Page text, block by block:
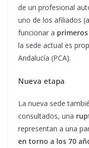
de un profesional
uno de los afiliados
funcionar a
la sede actual es
Andalucía (PCA).
Nueva etapa
La nueva sede
consultados, una
representan a una
en torno a los 70